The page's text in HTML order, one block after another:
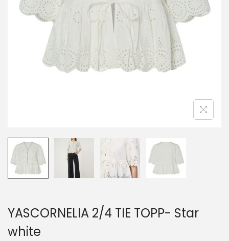
YASCORNELIA 2/4 TIE TOPP- Star
white